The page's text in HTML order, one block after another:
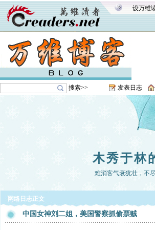
设万维
搜索>> 发表日志
木秀于林
难消客气衰犹壮，不
网络日志正文
中国女神刘二姐，美国警察抓偷票贼